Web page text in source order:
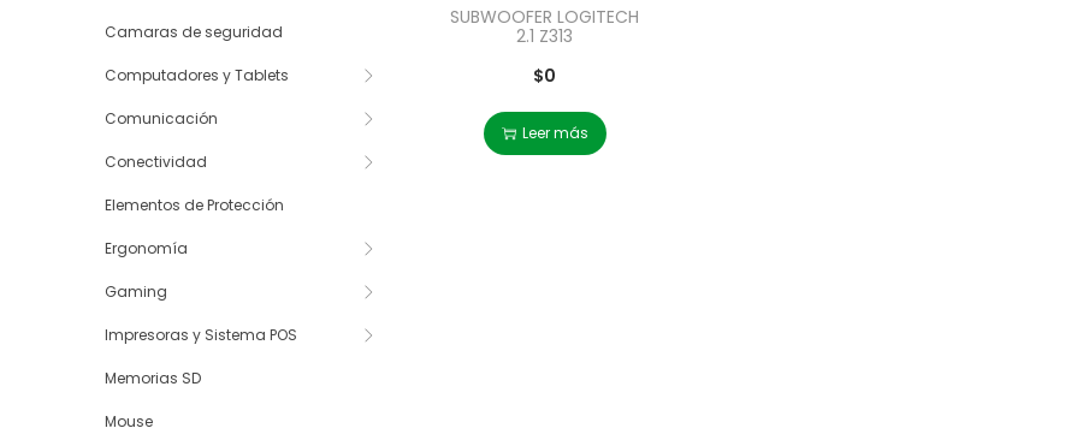
SUBWOOFER LOGITECH
2.1 Z313
$0
Leer más
Camaras de seguridad
Computadores y Tablets
Comunicación
Conectividad
Elementos de Protección
Ergonomía
Gaming
Impresoras y Sistema POS
Memorias SD
Mouse